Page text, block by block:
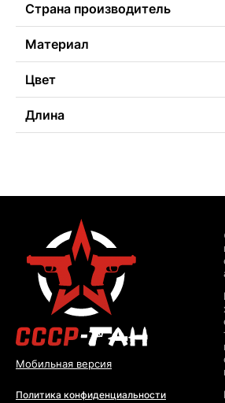
Страна производитель
Материал
Цвет
Длина
Мобильная версия
Политика конфиденциальности